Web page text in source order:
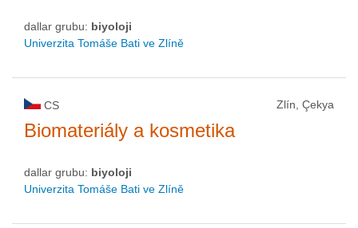
dallar grubu: biyoloji
Univerzita Tomáše Bati ve Zlíně
CS Zlín, Çekya
Biomateriály a kosmetika
dallar grubu: biyoloji
Univerzita Tomáše Bati ve Zlíně